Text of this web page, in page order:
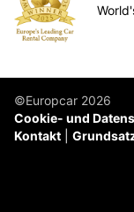
©Europcar 2026
Cookie- und
Kontakt